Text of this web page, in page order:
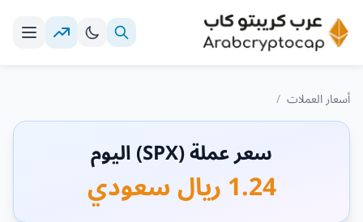
أسعار العملات /
سعر عملة (SPX) اليوم
1.24 ريال سعودي